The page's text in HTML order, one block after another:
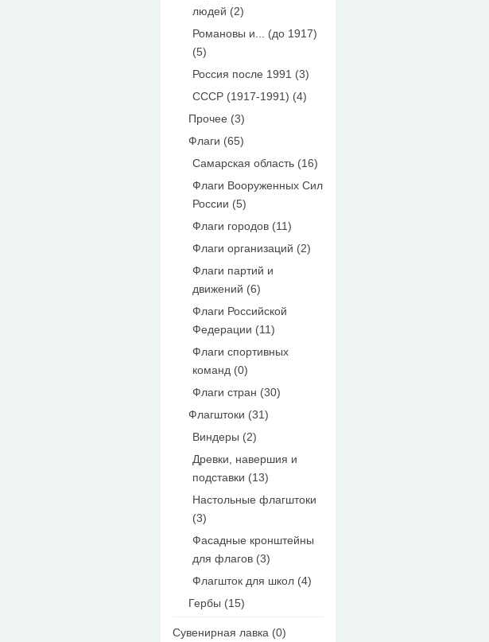
людей (2)
Романовы и... (до 1917)
(5)
Россия после 1991 (3)
СССР (1917-1991) (4)
Прочее (3)
Флаги (65)
Самарская область (16)
Флаги Вооруженных Сил
России (5)
Флаги городов (11)
Флаги организаций (2)
Флаги партий и
движений (6)
Флаги Российской
Федерации (11)
Флаги спортивных
команд (0)
Флаги стран (30)
Флагштоки (31)
Виндеры (2)
Древки, навершия и
подставки (13)
Настольные флагштоки
(3)
Фасадные кронштейны
для флагов (3)
Флагшток для школ (4)
Гербы (15)
Сувенирная лавка (0)